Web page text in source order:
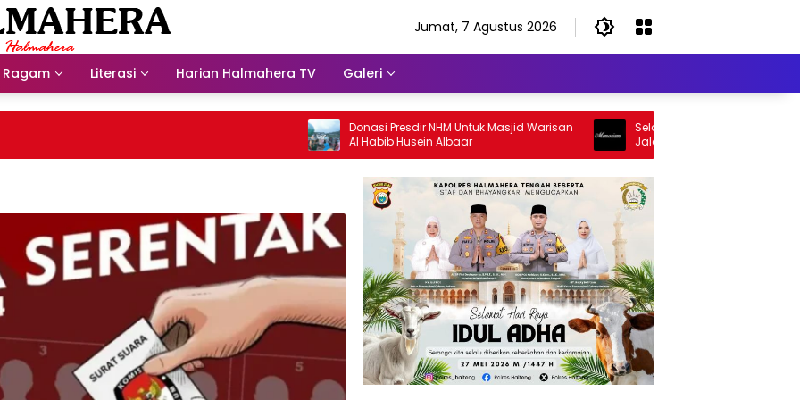
Jumat, 7 Agustus 2026
Ragam Literasi Harian Halmahera TV Galeri
Donasi Presdir NHM Untuk Masjid Warisan
Al Habib Husein Albaar
Selamat Jalan Sang Inspirator,
Jalan Abangku Yuslam Idris